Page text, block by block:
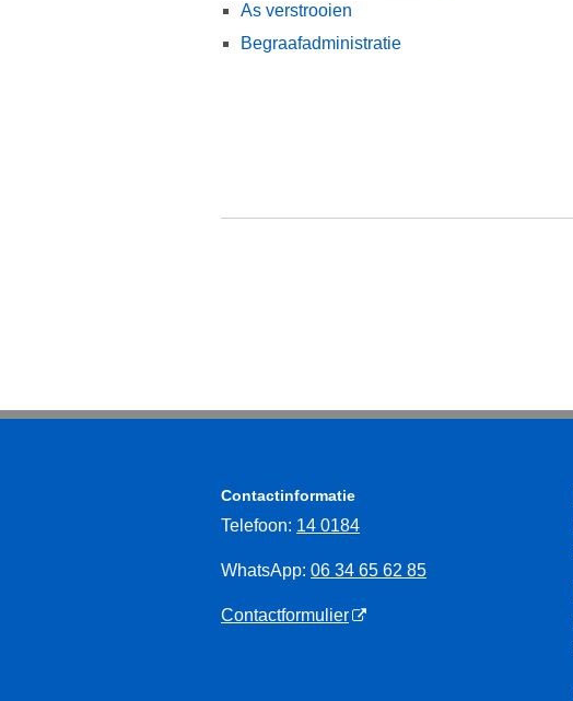
As verstrooien
Begraafadministratie
Contactinformatie
Telefoon: 14 0184
WhatsApp: 06 34 65 62 85
Contactformulier